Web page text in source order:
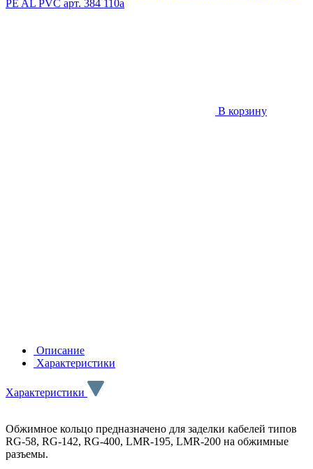
PE AL PVC арт. 384 110a
В корзину
Описание
Характеристики
Характеристики
Обжимное кольцо предназначено для заделки кабелей типов
RG-58, RG-142, RG-400, LMR-195, LMR-200 на обжимные
разъемы.